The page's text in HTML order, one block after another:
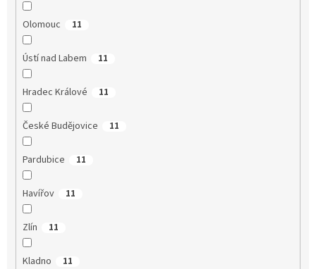
Olomouc 11
Ústí nad Labem 11
Hradec Králové 11
České Budějovice 11
Pardubice 11
Havířov 11
Zlín 11
Kladno 11